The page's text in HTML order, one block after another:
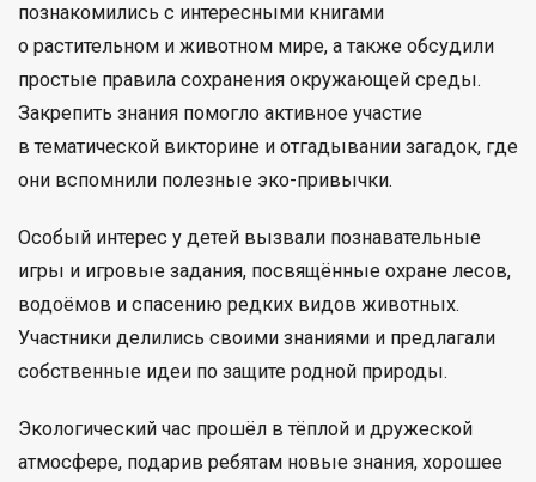
познакомились с интересными книгами
о растительном и животном мире, а также обсудили
простые правила сохранения окружающей среды.
Закрепить знания помогло активное участие
в тематической викторине и отгадывании загадок, где
они вспомнили полезные эко-привычки.
Особый интерес у детей вызвали познавательные
игры и игровые задания, посвящённые охране лесов,
водоёмов и спасению редких видов животных.
Участники делились своими знаниями и предлагали
собственные идеи по защите родной природы.
Экологический час прошёл в тёплой и дружеской
атмосфере, подарив ребятам новые знания, хорошее